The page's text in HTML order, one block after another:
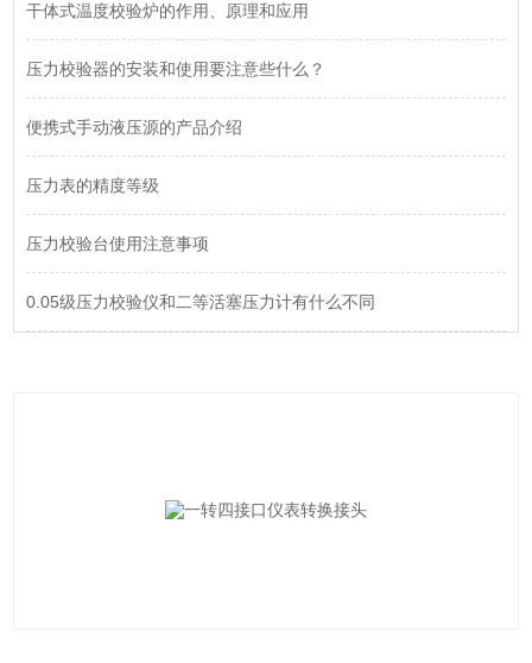
干体式温度校验炉的作用、原理和应用
压力校验器的安装和使用要注意些什么？
便携式手动液压源的产品介绍
压力表的精度等级
压力校验台使用注意事项
0.05级压力校验仪和二等活塞压力计有什么不同